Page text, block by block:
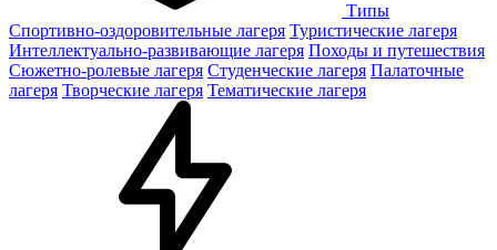
Типы
Спортивно-оздоровительные лагеря Туристические лагеря
Интеллектуально-развивающие лагеря Походы и путешествия
Сюжетно-ролевые лагеря Студенческие лагеря Палаточные
лагеря Творческие лагеря Тематические лагеря